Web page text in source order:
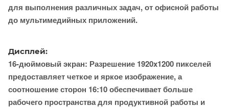
для выполнения различных задач, от офисной работы
до мультимедийных приложений.
Дисплей:
16-дюймовый экран: Разрешение 1920x1200 пикселей
предоставляет четкое и яркое изображение, а
соотношение сторон 16:10 обеспечивает больше
рабочего пространства для продуктивной работы и